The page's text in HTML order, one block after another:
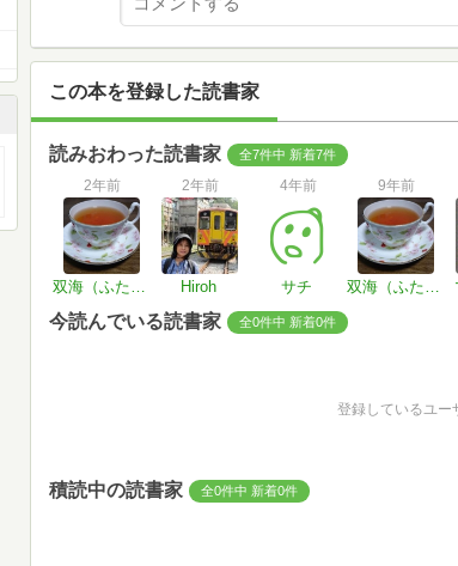
この本を登録した読書家
読みおわった読書家 全7件中 新着7件
2年前
双海（ふたみ）
2年前
Hiroh
4年前
サチ
9年前
双海（ふたみ）
今読んでいる読書家 全0件中 新着0件
登録しているユー
積読中の読書家 全0件中 新着0件